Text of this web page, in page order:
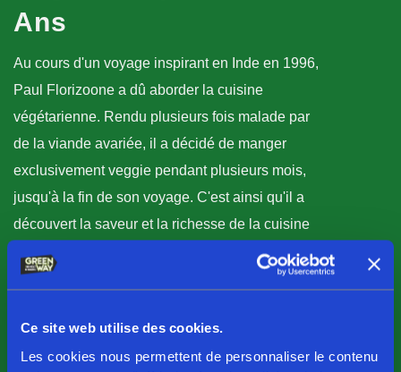
Ce site web utilise des cookies.
Les cookies nous permettent de personnaliser le contenu
Ans
Au cours d'un voyage inspirant en Inde en 1996,
Paul Florizoone a dû aborder la cuisine
végétarienne. Rendu plusieurs fois malade par
de la viande avariée, il a décidé de manger
exclusivement veggie pendant plusieurs mois,
jusqu'à la fin de son voyage. C'est ainsi qu'il a
découvert la saveur et la richesse de la cuisine
végétarienne indienne.
Pour Paul, jusqu'alors un mangeur de viande